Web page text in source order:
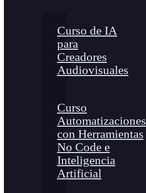
Curso de IA
para
Creadores
Audiovisuales
Curso
Automatizaciones
con Herramientas
No Code e
Inteligencia
Artificial